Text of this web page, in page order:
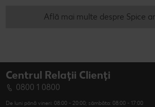
Află mai multe despre Spice
Centrul Relații Clienți
0800 1 0800
De luni până vineri: 08:00 - 20:00; sâmbăta: 08:00 - 17:00